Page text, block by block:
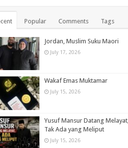
Popular Comments Tags
Jordan, Muslim Suku Maori
July 17, 2026
Wakaf Emas Muktamar
July 15, 2026
Yusuf Mansur Datang Melayat,
Tak Ada yang Meliput
July 15, 2026